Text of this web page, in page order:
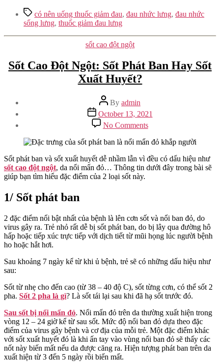
Tagscó nên uống thuốc giảm đau, đau nhức lưng, đau nhức
sống lưng, thuốc giảm đau lưng
Categories
sốt cao đột ngột
Sốt Cao Đột Ngột: Sốt Phát Ban Hay Sốt
Xuất Huyết?
Post
author
By admin
Post
date
October 13, 2021
No Commentson
Sốt
Cao
Ngột:
Sốt
Huyết?
Sốt phát ban và sốt xuất huyết dễ nhầm lẫn vì đều có dấu hiệu như
sốt cao đột ngột, da nổi mẩn đỏ… Thông tin dưới đây trong bài sẽ
giúp bạn tìm hiểu đặc điểm của 2 loại sốt này.
1/ Sốt phát ban
2 đặc điểm nổi bật nhất của bệnh là lên cơn sốt và nổi ban đỏ, do
virus gây ra. Trẻ nhỏ rất dễ bị sốt phát ban, do bị lây qua đường hô
hấp hoặc tiếp xúc trực tiếp với dịch tiết từ mũi họng lúc người bệnh
ho hoặc hắt hơi.
Sau khoảng 7 ngày kể từ khi ủ bệnh, trẻ sẽ có những dấu hiệu như
sau:
Sốt từ nhẹ cho đến cao (từ 38 – 40 độ C), sốt từng cơn, có thể sốt 2
pha. Sốt 2 pha là gì? Là sốt tái lại sau khi đã hạ sốt trước đó.
Sau sốt bị nổi mẩn đỏ. Nổi mẩn đỏ trên da thường xuất hiện trong
vòng 12 – 24 giờ kể từ sau sốt. Mức độ nổi ban đỏ dựa theo đặc
điểm của virus gây bệnh và cơ địa của mỗi trẻ. Một đặc điểm khác
với sốt xuất huyết đó là khi ấn tay vào vùng nổi ban đỏ sẽ thấy các
nốt này biến mất nếu da được căng ra. Hiện tượng phát ban trên da
xuất hiện từ 3 đến 5 ngày rồi biến mất.